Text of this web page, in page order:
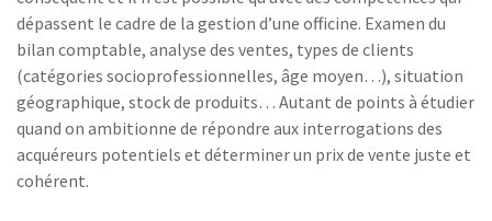
dépassent le cadre de la gestion d’une officine. Examen du
bilan comptable, analyse des ventes, types de clients
(catégories socioprofessionnelles, âge moyen…), situation
géographique, stock de produits… Autant de points à étudier
quand on ambitionne de répondre aux interrogations des
acquéreurs potentiels et déterminer un prix de vente juste et
cohérent.